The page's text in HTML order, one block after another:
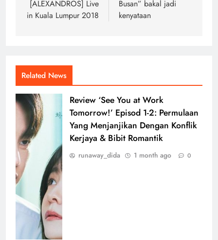
[ALEXANDROS] Live
in Kuala Lumpur 2018
Busan” bakal jadi
kenyataan
Related News
Review ‘See You at Work
Tomorrow!’ Episod 1-2: Permulaan
Yang Menjanjikan Dengan Konflik
Kerjaya & Bibit Romantik
runaway_dida 1 month ago 0